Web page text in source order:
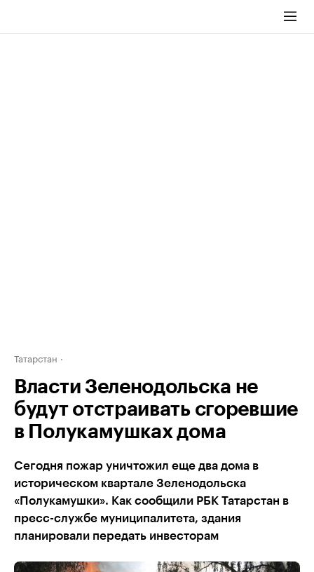
Татарстан
Власти Зеленодольска не
будут отстраивать сгоревшие
в Полукамушках дома
Сегодня пожар уничтожил еще два дома в
историческом квартале Зеленодольска
«Полукамушки». Как сообщили РБК Татарстан в
пресс-службе муниципалитета, здания
планировали передать инвесторам